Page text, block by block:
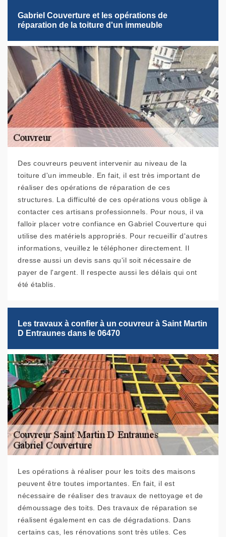
Gabriel Couverture et les opérations de
réparation de la toiture d'un immeuble
Des couvreurs peuvent intervenir au niveau de la
toiture d'un immeuble. En fait, il est très important de
réaliser des opérations de réparation de ces
structures. La difficulté de ces opérations vous oblige à
contacter ces artisans professionnels. Pour nous, il va
falloir placer votre confiance en Gabriel Couverture qui
utilise des matériels appropriés. Pour recueillir d'autres
informations, veuillez le téléphoner directement. Il
dresse aussi un devis sans qu'il soit nécessaire de
payer de l'argent. Il respecte aussi les délais qui ont
été établis.
Les travaux à confier à un couvreur à Saint Martin
D Entraunes dans le 06470
Les opérations à réaliser pour les toits des maisons
peuvent être toutes importantes. En fait, il est
nécessaire de réaliser des travaux de nettoyage et de
démoussage des toits. Des travaux de réparation se
réalisent également en cas de dégradations. Dans
certains cas, les rénovations sont très utiles. Ces